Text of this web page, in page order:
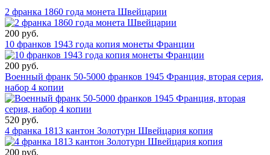
2 франка 1860 года монета Швейцарии
200 руб.
10 франков 1943 года копия монеты Франции
200 руб.
Военный франк 50-5000 франков 1945 Франция, вторая серия,
набор 4 копии
520 руб.
4 франка 1813 кантон Золотурн Швейцария копия
200 руб.